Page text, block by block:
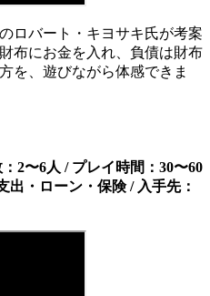
ロバート・キヨサキ氏が考案
布にお金を入れ、負債は財布
を、遊びながら体感できま
2〜6人 / プレイ時間：30〜60
出・ローン・保険 / 入手先：